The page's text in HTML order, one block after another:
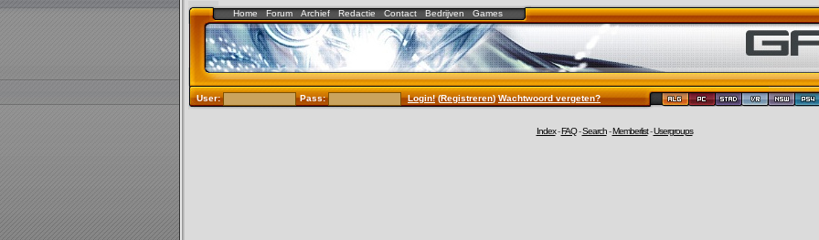
Home Forum Archief Redactie Contact Bedrijven Games
User: Pass: Login!(Registreren)Wachtwoord vergeten?
Index-FAQ-Search-Memberlist-Usergroups